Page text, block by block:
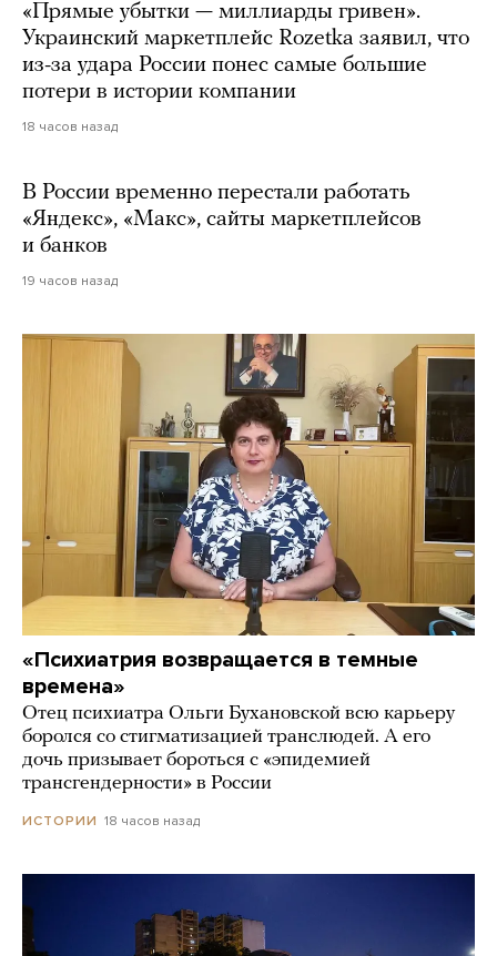
«Прямые убытки — миллиарды гривен».
Украинский маркетплейс Rozetka заявил, что
из-за удара России понес самые большие
потери в истории компании
18 часов назад
В России временно перестали работать
«Яндекс», «Макс», сайты маркетплейсов
и банков
19 часов назад
«Психиатрия возвращается в темные
времена»
Отец психиатра Ольги Бухановской всю карьеру
боролся со стигматизацией транслюдей. А его
дочь призывает бороться с «эпидемией
трансгендерности» в России
ИСТОРИИ 18 часов назад